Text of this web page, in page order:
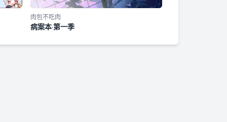
肉包不吃肉
病案本·第一季